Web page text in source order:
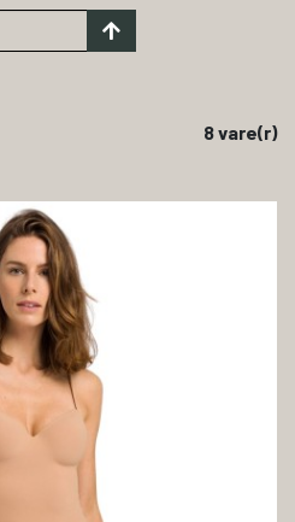
8 vare(r)